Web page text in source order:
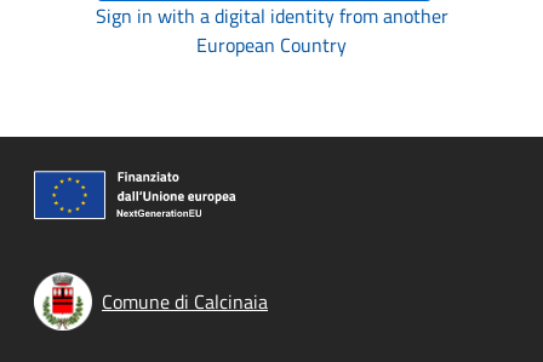
Sign in with a digital identity from another
European Country
Comune di Calcinaia